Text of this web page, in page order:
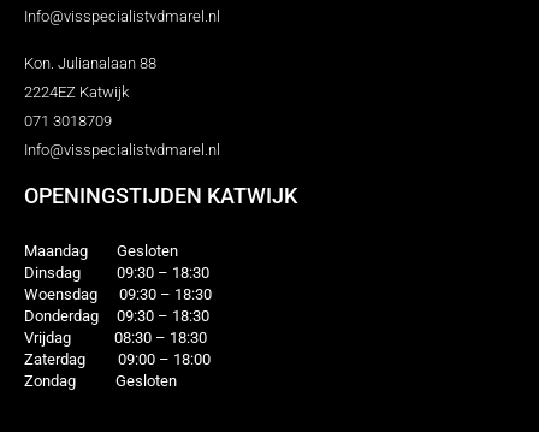
Info@visspecialistvdmarel.nl
Kon. Julianalaan 88
2224EZ Katwijk
071 3018709
Info@visspecialistvdmarel.nl
OPENINGSTIJDEN KATWIJK
Maandag Gesloten
Dinsdag 09:30 – 18:30
Woensdag 09:30 – 18:30
Donderdag 09:30 – 18:30
Vrijdag 08:30 – 18:30
Zaterdag 09:00 – 18:00
Zondag Gesloten